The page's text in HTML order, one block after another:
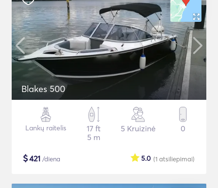
Blakes 500
Lankų raitelis
17 ft
5 m
5 Kruizinė 0
$421 /diena (1 atsiliepimai)
5.0